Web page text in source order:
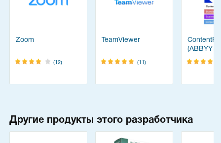
Zoom
(12)
TeamViewer
(11)
(ABBYY
Другие продукты этого разработчика